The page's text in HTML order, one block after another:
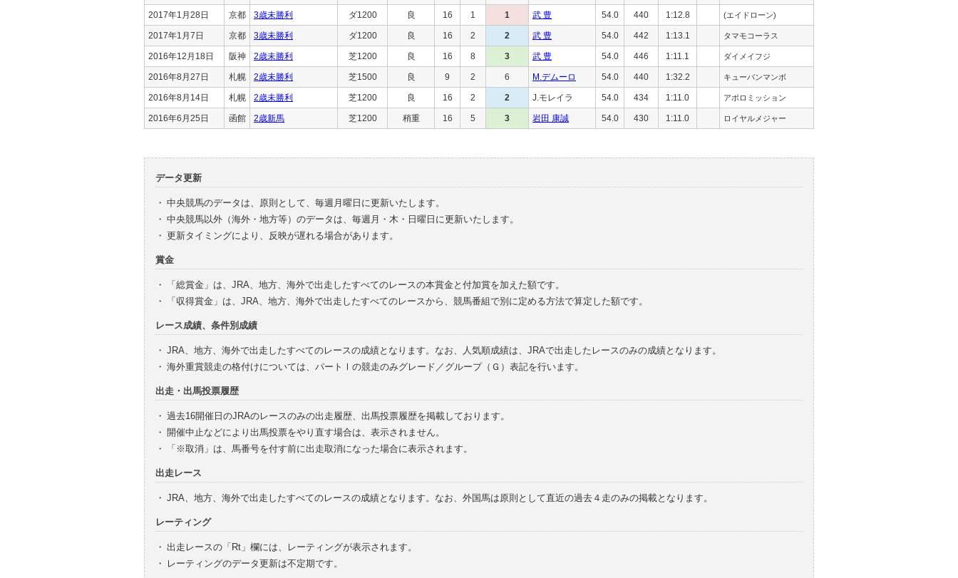
2017年1月28日 京都 3歳未勝利 ダ1200 良 16 1 1 武 豊 54.0 440 1:12.8 (エイドローン)
2017年1月7日 京都 3歳未勝利 ダ1200 良 16 2 2 武 豊 54.0 442 1:13.1 タマモコーラス
2016年12月18日 阪神 2歳未勝利 芝1200 良 16 8 3 武 豊 54.0 446 1:11.1 ダイメイフジ
2016年8月27日 札幌 2歳未勝利 芝1500 良 9 2 6 M.デムーロ 54.0 440 1:32.2 キューバンマンボ
2016年8月14日 札幌 2歳未勝利 芝1200 良 16 2 2 J.モレイラ 54.0 434 1:11.0 アポロミッション
2016年6月25日 函館 2歳新馬 芝1200 稍重 16 5 3 岩田 康誠 54.0 430 1:11.0 ロイヤルメジャー
データ更新
・ 中央競馬のデータは、原則として、毎週月曜日に更新いたします。
・ 中央競馬以外（海外・地方等）のデータは、毎週月・木・日曜日に更新いたします。
・ 更新タイミングにより、反映が遅れる場合があります。
賞金
・
「総賞金」は、JRA、地方、海外で出走したすべてのレースの本賞金と付加賞を加えた額です。
・
「収得賞金」は、JRA、地方、海外で出走したすべてのレースから、競馬番組で別に定める方法で算定した額です。
レース成績、条件別成績
・ JRA、地方、海外で出走したすべてのレースの成績となります。なお、人気順成績は、JRAで出走したレースのみの成績となります。
・ 海外重賞競走の格付けについては、パートⅠの競走のみグレード／グループ（Ｇ）表記を行います。
出走・出馬投票履歴
・ 過去16開催日のJRAのレースのみの出走履歴、出馬投票履歴を掲載しております。
・ 開催中止などにより出馬投票をやり直す場合は、表示されません。
・
「※取消」は、馬番号を付す前に出走取消になった場合に表示されます。
出走レース
・ JRA、地方、海外で出走したすべてのレースの成績となります。なお、外国馬は原則として直近の過去４走のみの掲載となります。
レーティング
・ 出走レースの「Rt」欄には、レーティングが表示されます。
・
レーティングのデータ更新は不定期です。